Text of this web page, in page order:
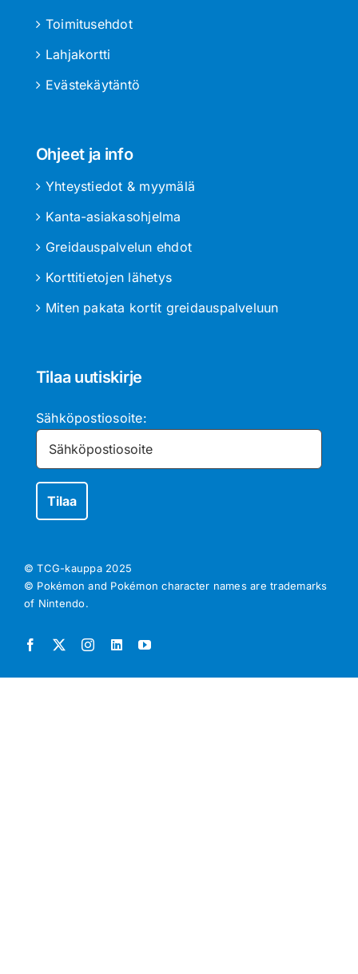
Toimitusehdot
Lahjakortti
Evästekäytäntö
Ohjeet ja info
Yhteystiedot & myymälä
Kanta-asiakasohjelma
Greidauspalvelun ehdot
Korttitietojen lähetys
Miten pakata kortit greidauspalveluun
Tilaa uutiskirje
Sähköpostiosoite:
© TCG-kauppa 2025
© Pokémon and Pokémon character names are trademarks
of Nintendo.